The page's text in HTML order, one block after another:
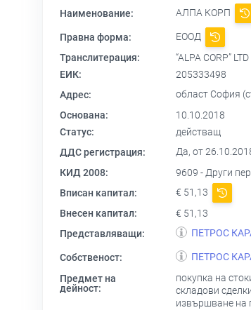
Наименование: АЛПА КОРП
Правна форма:
ЕООД
Транслитерация:
“ALPA CORP” LTD
ЕИК:
205333498
Адрес:
област София
Основана:
10.10.2018
Статус:
действащ
ДДС регистрация:
Да, от
КИД 2008:
9609 - Други
Вписан капитал:
€ 51,13
Внесен капитал:
€ 51,13
Представляващи:
ПЕТРОС
Собственост: ПЕТРОС
Предмет на
дейност:
покупка на
складови
извършване на